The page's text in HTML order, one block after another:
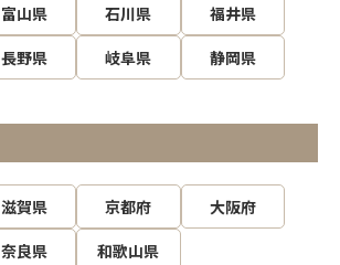
富山県 石川県
福井県
長野県 岐阜県
静岡県
滋賀県 京都府
大阪府
奈良県
和歌山県